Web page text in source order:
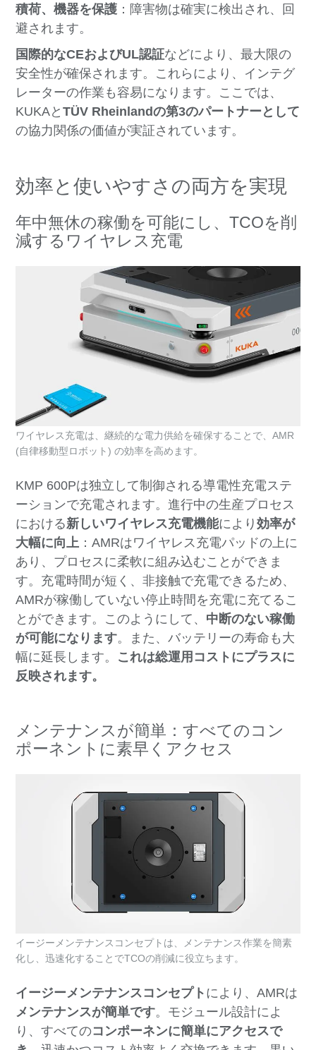
積荷、機器を保護 ：障害物は確実に検出され、回
避されます。
国際的なCEおよびUL認証などにより、最大限の
安全性が確保されます。これらにより、インテグ
レーターの作業も容易になります。ここでは、
KUKAとTÜV Rheinlandの第3のパートナーとして
の協力関係の価値が実証されています。
効率と使いやすさの両方を実現
年中無休の稼働を可能にし、TCOを削
減するワイヤレス充電
KMP 600Pは独立して制御される導電性充電ステ
ーションで充電されます。進行中の生産プロセス
における新しいワイヤレス充電機能により効率が
大幅に向上 ：AMRはワイヤレス充電パッドの上に
あり、プロセスに柔軟に組み込むことができま
す。充電時間が短く、非接触で充電できるため、
AMRが稼働していない停止時間を充電に充てるこ
とができます。このようにして、 中断のない稼働
が可能になります。また、バッテリーの寿命も大
幅に延長します。 これは総運用コストにプラスに
反映されます。
ワイヤレス充電は、継続的な電力供給を確保することで、AMR
(自律移動型ロボット) の効率を高めます。
メンテナンスが簡単：すべてのコン
ポーネントに素早くアクセス
イージーメンテナンスコンセプト により、AMRは
メンテナンスが簡単です。モジュール設計によ
り、すべてのコンポーネンに簡単にアクセスで
イージーメンテナンスコンセプトは、メンテナンス作業を簡素
化し、迅速化することでTCOの削減に役立ちます。